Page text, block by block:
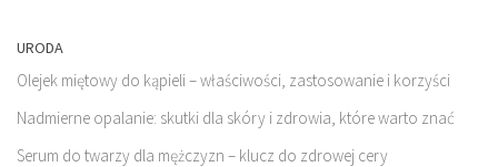
URODA
Olejek miętowy do kąpieli – właściwości, zastosowanie i korzyści
Nadmierne opalanie: skutki dla skóry i zdrowia, które warto znać
Serum do twarzy dla mężczyzn – klucz do zdrowej cery